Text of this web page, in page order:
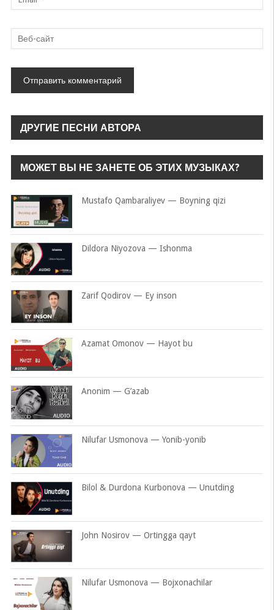
ДРУГИЕ ПЕСНИ АВТОРА
МОЖЕТ ВЫ НЕ ЗАНЕТЕ ОБ ЭТИХ МУЗЫКАХ?
Mustafo Qambaraliyev — Boyning qizi
Dildora Niyozova — Ishonma
Zarif Qodirov — Ey inson
Azamat Omonov — Hayot bu
Anonim — G’azab
Nilufar Usmonova — Yonib-yonib
Bilol & Durdona Kurbonova — Unutding
John Nosirov — Ortingga qayt
Nilufar Usmonova — Bojxonachilar